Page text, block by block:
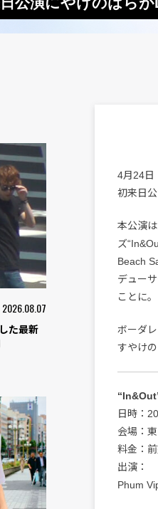
2026.08.07
た最新
4月24日
初来日
本公演
ズ
Beach
デュー
ことに。
ボーダ
すやけ
日時：
会場：
料金：
出演：
Phum